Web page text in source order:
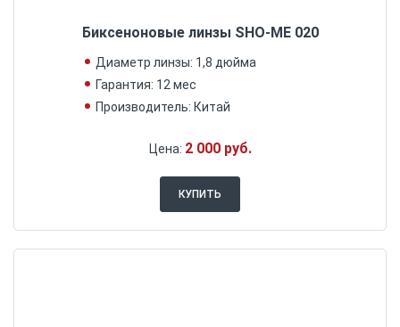
Биксеноновые линзы SHO-ME 020
Диаметр линзы: 1,8 дюйма
Гарантия: 12 мес
Производитель: Китай
Цена: 2 000 руб.
КУПИТЬ